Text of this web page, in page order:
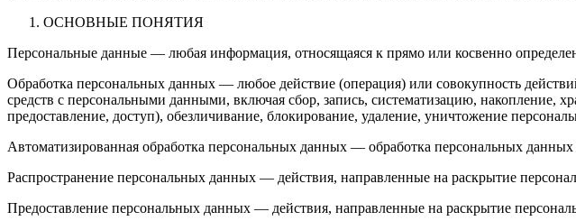
ОСНОВНЫЕ ПОНЯТИЯ
Персональные данные — любая информация, относящаяся к прямо или косвенно
Обработка персональных данных — любое действие (операция) или совокупность
средств с персональными данными, включая сбор, запись, систематизацию, накопление,
предоставление, доступ), обезличивание, блокирование, удаление, уничтожение
Автоматизированная обработка персональных данных — обработка персональных
Распространение персональных данных — действия, направленные на раскрытие
Предоставление персональных данных — действия, направленные на раскрытие